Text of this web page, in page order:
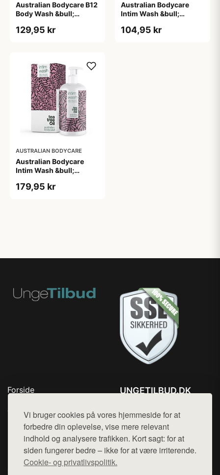
Vi bruger cookies på vores hjemmeside for at
forbedre din oplevelse, vise mere relevant
indhold og analysere trafikken. Kort sagt: for at
siden fungerer bedre – ikke for at være irriterende.
Cookie- og privatlivspolitik.
Australian Bodycare B12
Body Wash &bull;
129,95 kr
Australian Bodycare
Intim Wash &bull;
104,95 kr
AUSTRALIAN BODYCARE
Australian Bodycare
Intim Wash &bull;
179,95 kr
Forside
Top Rabatter
Blog
Kontakt
UNGETILBUD.DK
Mail: hej@want.dk
Cookie- og privatlivspolitik